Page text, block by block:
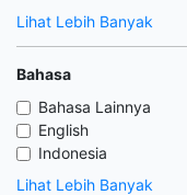
Lihat Lebih Banyak
Bahasa
Bahasa Lainnya
English
Indonesia
Lihat Lebih Banyak